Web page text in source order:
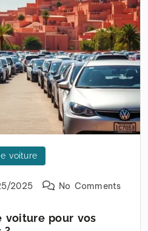
voiture
2025 No Comments
voiture pour vos